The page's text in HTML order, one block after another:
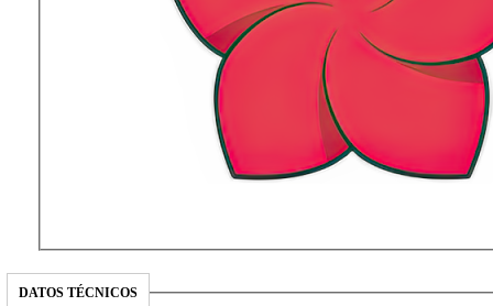
DATOS TÉCNICOS